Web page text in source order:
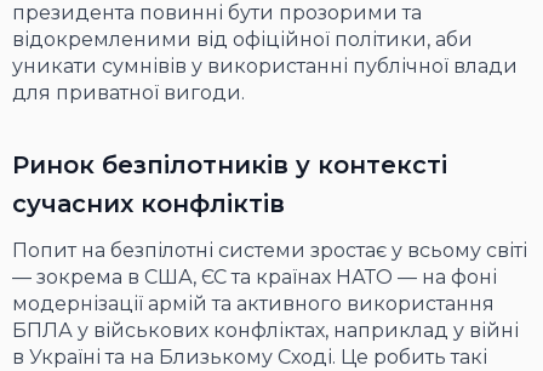
президента повинні бути прозорими та
відокремленими від офіційної політики, аби
уникати сумнівів у використанні публічної влади
для приватної вигоди.
Ринок безпілотників у контексті
сучасних конфліктів
Попит на безпілотні системи зростає у всьому світі
— зокрема в США, ЄС та країнах НАТО — на фоні
модернізації армій та активного використання
БПЛА у військових конфліктах, наприклад у війні
в Україні та на Близькому Сході. Це робить такі